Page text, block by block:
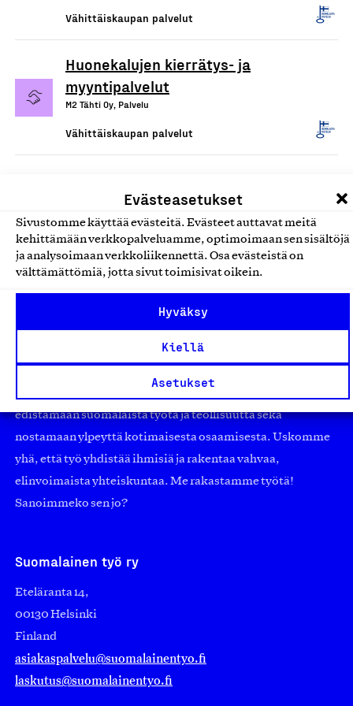
Evästeasetukset
Sivustomme käyttää evästeitä. Evästeet auttavat meitä
kehittämään verkkopalveluamme, optimoimaan sen sisältöjä
ja analysoimaan verkkoliikennettä. Osa evästeistä on
välttämättömiä, jotta sivut toimisivat oikein.
Hyväksy
Kiellä
Asetukset
Vähittäiskaupan palvelut
Huonekalujen kierrätys- ja
myyntipalvelut
M2 Tähti Oy, Palvelu
Vähittäiskaupan palvelut
Olemme jäsentemme omistama puolueeton,
Jäseninämme on koko suomalaisen yhteiskunnan kirjo
edistämään suomalaista työtä ja teollisuutta sekä
nostamaan ylpeyttä kotimaisesta osaamisesta. Uskomme
yhä, että työ yhdistää ihmisiä ja rakentaa vahvaa,
elinvoimaista yhteiskuntaa. Me rakastamme työtä!
Sanoimmeko sen jo?
Suomalainen työ ry
Eteläranta 14,
00130 Helsinki
Finland
asiakaspalvelu@suomalainentyo.fi
laskutus@suomalainentyo.fi